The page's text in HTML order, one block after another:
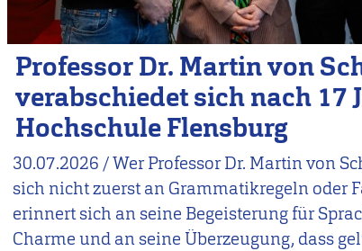
Professor Dr. Martin von
verabschiedet sich nach 17
Hochschule Flensburg
30.07.2026 /Wer Professor Dr. Martin von
sich nicht zuerst an Grammatikregeln oder
erinnert sich an seine Begeisterung für
Charme und an seine Überzeugung, dass